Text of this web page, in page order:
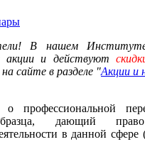
В нашем Институте
акции и действуют
сайте в разделе "Акции и
профессиональной
дающий
в данной сфере